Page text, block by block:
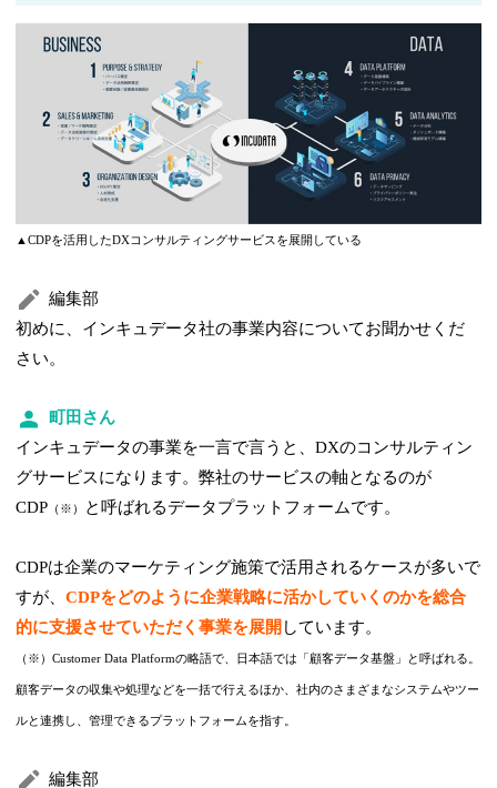
▲CDPを活用したDXコンサルティングサービスを展開している
編集部
初めに、インキュデータ社の事業内容についてお聞かせくだ
さい。
町田さん
インキュデータの事業を一言で言うと、DXのコンサルティン
グサービスになります。弊社のサービスの軸となるのが
CDP （※） と呼ばれるデータプラットフォームです。
CDPは企業のマーケティング施策で活用されるケースが多いで
すが、CDPをどのように企業戦略に活かしていくのかを総合
的に支援させていただく事業を展開 しています。
（※）Customer Data Platformの略語で、日本語では「顧客データ基盤」と呼ばれる。
顧客データの収集や処理などを一括で行えるほか、社内のさまざまなシステムやツー
ルと連携し、管理できるプラットフォームを指す。
編集部